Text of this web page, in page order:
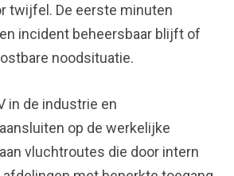
twijfel. De eerste minuten
incident beheersbaar blijft of
noodsituatie.
in de industrie en
op de werkelijke
vluchtroutes die door intern